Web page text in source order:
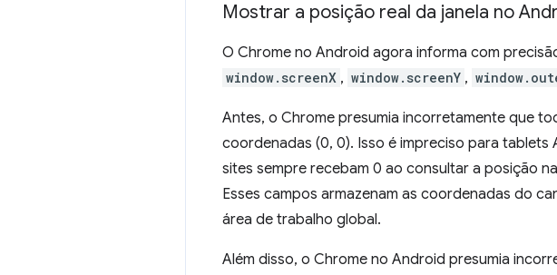
Mostrar a posição real da janela no
O Chrome no Android agora informa com
window.screenX , window.screenY ,
Antes, o Chrome presumia incorretamente que
coordenadas (0, 0). Isso é impreciso para
sites sempre recebam 0 ao consultar a posição
Esses campos armazenam as coordenadas do
área de trabalho global.
Além disso, o Chrome no Android presumia